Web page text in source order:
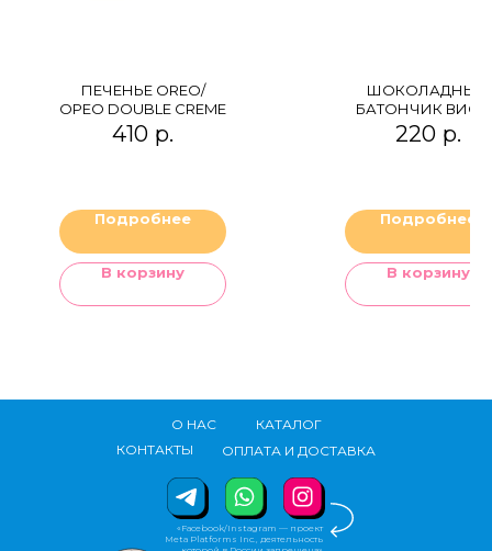
ПЕЧЕНЬЕ OREO/
ОРЕО DOUBLE CREME
410 р.
Подробнее
В корзину
ШОКОЛАДНЫЙ
БАТОНЧИК
220 р.
Подробнее
В корзину
О НАС
КАТАЛОГ
ОПЛАТА И ДОСТАВКА
КОНТАКТЫ
«Facebook/Instagram — проект
Meta Platforms Inc., деятельность